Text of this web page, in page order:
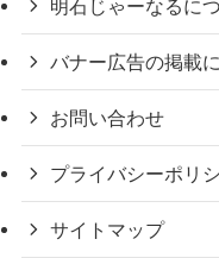
明石じゃーなるに
バナー広告の掲載
お問い合わせ
プライバシーポリ
サイトマップ